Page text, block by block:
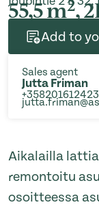
55,5 m2,
Add to
Sales agent
Jutta Friman
+358201612423
Aikalailla
remontoitu
osoitteessa